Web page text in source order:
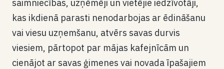
saimniecības, uzņēmēji un vietējie iedzīvotāji,
kas ikdienā parasti nenodarbojas ar ēdināšanu
vai viesu uzņemšanu, atvērs savas durvis
viesiem, pārtopot par mājas kafejnīcām un
cienājot ar savas ģimenes vai novada īpašajiem